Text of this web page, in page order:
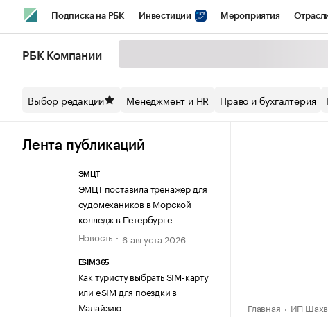
Подписка на РБК Инвестиции Мероприятия
Спецпроекты СПб Конференции СПб Спецпроекты
Технологии и медиа
РБК Компании
Выбор редакции Менеджмент и HR Право и бухгалтерия
Лента публикаций
ЭМЦТ
ЭМЦТ поставила тренажер для
судомехаников в Морской
колледж в Петербурге
Новость
6 августа 2026
ESIM365
Как туристу выбрать SIM-карту
или eSIM для поездки в
Малайзию
Главная ИП